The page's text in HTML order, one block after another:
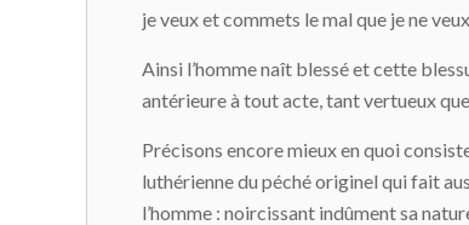
je veux et commets le mal que je ne
Ainsi l’homme naît blessé et cette
antérieure à tout acte, tant vertueux
Précisons encore mieux en quoi
luthérienne du péché originel qui fait
l’homme : noircissant indûment sa